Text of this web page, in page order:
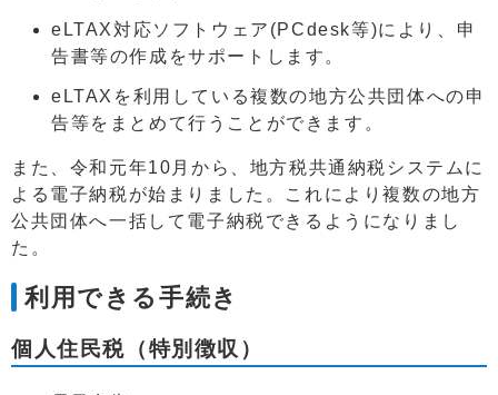
eLTAX対応ソフトウェア(PCdesk等)により、申
告書等の作成をサポートします。
eLTAXを利用している複数の地方公共団体への申
告等をまとめて行うことができます。
また、令和元年10月から、地方税共通納税システムに
よる電子納税が始まりました。これにより複数の地方
公共団体へ一括して電子納税できるようになりまし
た。
利用できる手続き
個人住民税（特別徴収）